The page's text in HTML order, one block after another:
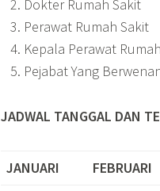
Dokter Rumah Sakit
Perawat Rumah Sakit
Kepala Perawat
Pejabat Yang
JADWAL TANGGAL DAN
JANUARI FEBRUARI